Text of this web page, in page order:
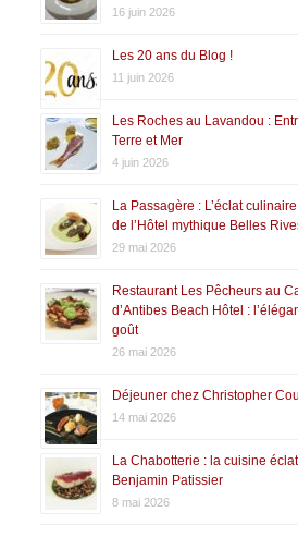
16 juin 2026
Les 20 ans du Blog !
11 juin 2026
Les Roches au Lavandou :
Terre et Mer
4 juin 2026
La Passagère : L’éclat
de l’Hôtel mythique Belles
29 mai 2026
Restaurant Les Pêcheurs au
d’Antibes Beach Hôtel :
goût
26 mai 2026
Déjeuner chez Christopher
14 mai 2026
La Chabotterie : la cuisine
Benjamin Patissier
8 mai 2026